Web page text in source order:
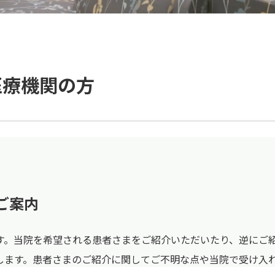
機関の方
案内
当院を希望される患者さまをご紹介いただいたり、逆に
す。患者さまのご紹介に関してご不明な点や当院で受け入